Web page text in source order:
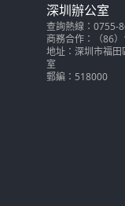
深圳辦公室
查詢熱線：0755-
商務合作：（86
地址：深圳市福
室
郵編：518000